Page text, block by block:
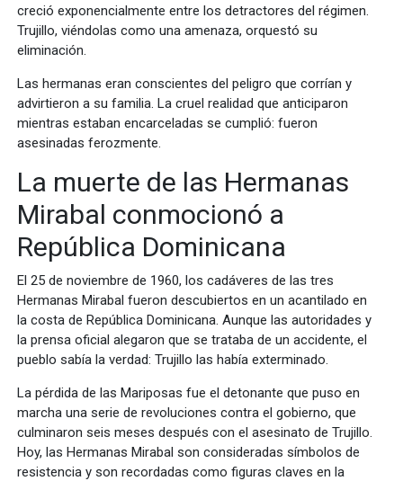
creció exponencialmente entre los detractores del régimen.
Trujillo, viéndolas como una amenaza, orquestó su
eliminación.
Las hermanas eran conscientes del peligro que corrían y
advirtieron a su familia. La cruel realidad que anticiparon
mientras estaban encarceladas se cumplió: fueron
asesinadas ferozmente.
La muerte de las Hermanas
Mirabal conmocionó a
República Dominicana
El 25 de noviembre de 1960, los cadáveres de las tres
Hermanas Mirabal fueron descubiertos en un acantilado en
la costa de República Dominicana. Aunque las autoridades y
la prensa oficial alegaron que se trataba de un accidente, el
pueblo sabía la verdad: Trujillo las había exterminado.
La pérdida de las Mariposas fue el detonante que puso en
marcha una serie de revoluciones contra el gobierno, que
culminaron seis meses después con el asesinato de Trujillo.
Hoy, las Hermanas Mirabal son consideradas símbolos de
resistencia y son recordadas como figuras claves en la